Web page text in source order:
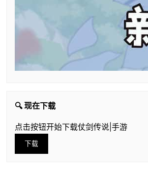
🔍 现在下载
点击按钮开始下载仗剑传说|手游
下载